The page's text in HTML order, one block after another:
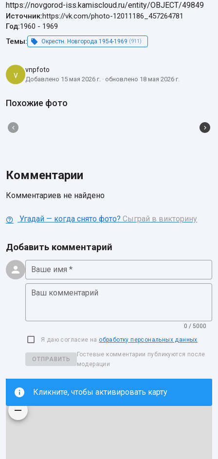
https://novgorod-iss.kamiscloud.ru/entity/OBJECT/49849
Источник:https://vk.com/photo-12011186_457264781
Год:1960 - 1969
Темы:
Окрестн. Новгорода 1954-1969 (911)
v vnpfoto
Добавлено 15 мая 2026 г. · обновлено 18 мая 2026 г.
Похожие фото
Комментарии
Комментариев не найдено
Угадай — когда снято фото? Сыграй в викторину
Добавить комментарий
Ваше имя *
Ваш комментарий
0 / 5000
Я даю согласие на обработку персональных данных
ОТПРАВИТЬ
Гостевые комментарии публикуются после
модерации
Кликните, чтобы активировать карту